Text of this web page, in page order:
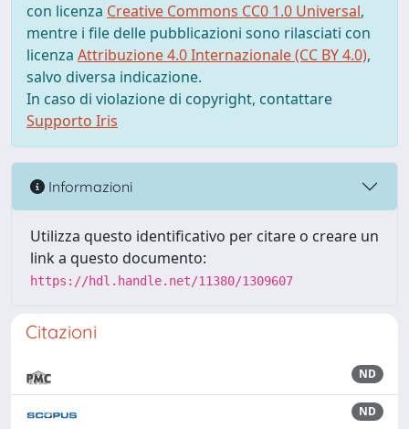
con licenza Creative Commons CC0 1.0 Universal,
mentre i file delle pubblicazioni sono rilasciati con
licenza Attribuzione 4.0 Internazionale (CC BY 4.0),
salvo diversa indicazione.
In caso di violazione di copyright, contattare
Supporto Iris
Informazioni
Utilizza questo identificativo per citare o creare un
link a questo documento:
https://hdl.handle.net/11380/1309607
Citazioni
ND
ND